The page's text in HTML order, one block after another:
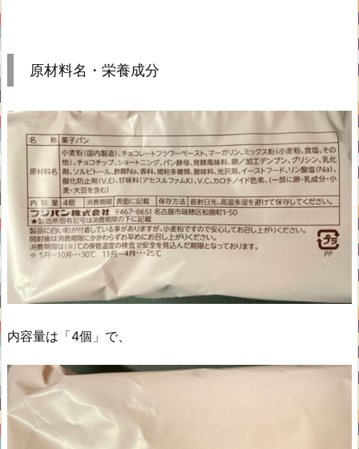
原材料名・栄養成分
内容量は「4個」で、